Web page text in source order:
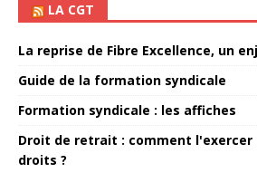
LA CGT
La reprise de Fibre Excellence, un
Guide de la formation syndicale
Formation syndicale : les affiches
Droit de retrait : comment
droits ?